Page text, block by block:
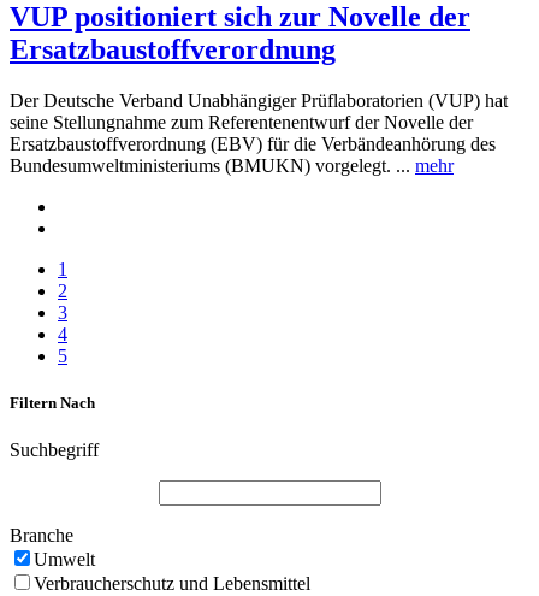
VUP positioniert sich zur Novelle der
Ersatzbaustoffverordnung
Der Deutsche Verband Unabhängiger Prüflaboratorien (VUP) hat
seine Stellungnahme zum Referentenentwurf der Novelle der
Ersatzbaustoffverordnung (EBV) für die Verbändeanhörung des
Bundesumweltministeriums (BMUKN) vorgelegt. ... mehr
1
2
3
4
5
Filtern Nach
Suchbegriff
Branche
Umwelt
Verbraucherschutz und Lebensmittel